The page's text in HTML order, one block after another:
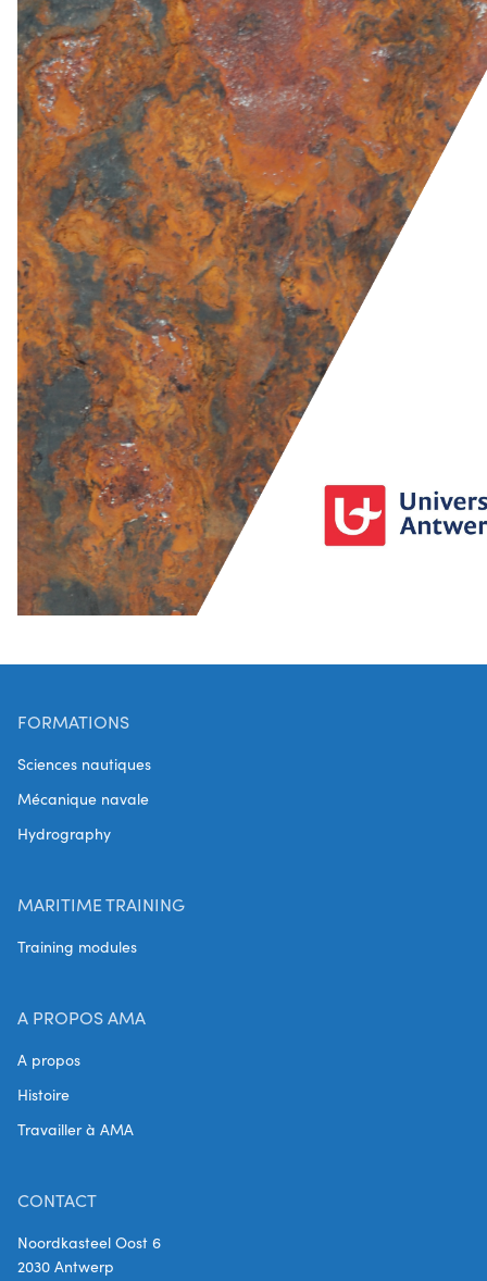
FORMATIONS
Sciences nautiques
Mécanique navale
Hydrography
MARITIME TRAINING
Training modules
A PROPOS AMA
A propos
Histoire
Travailler à AMA
CONTACT
Noordkasteel Oost 6
2030 Antwerp